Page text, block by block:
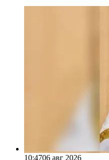
10:4706 авг 2026